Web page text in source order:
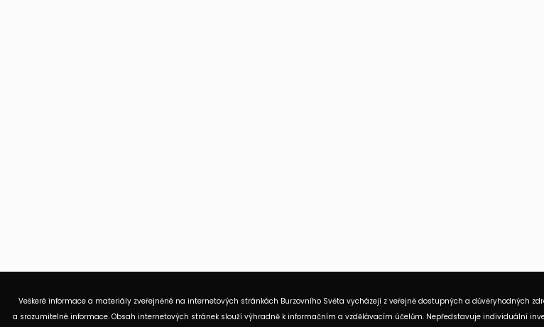
Veškeré informace a materiály zveřejněné na internetových stránkách Burzovního Světa vycházejí z veřejně dostupných a důvěryhodných
a srozumitelné informace. Obsah internetových stránek slouží výhradně k informačním a vzdělávacím účelům. Nepředstavuje individuální